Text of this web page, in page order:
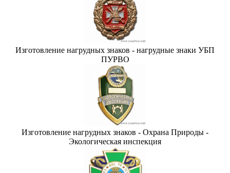
Изготовление нагрудных знаков - нагрудные знаки УБП
ПУРВО
Изготовление нагрудных знаков - Охрана Природы -
Экологическая инспекция